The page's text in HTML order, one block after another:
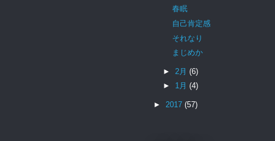
春眠
自己肯定感
それなり
まじめか
► 2月 (6)
► 1月 (4)
► 2017 (57)